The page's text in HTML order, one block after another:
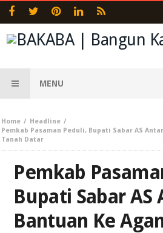
MENU
Home
Headline
Pemkab Pasaman Peduli, Bupati Sabar AS
Tanah Datar
Pemkab
Bupati Sabar AS
Bantuan Ke